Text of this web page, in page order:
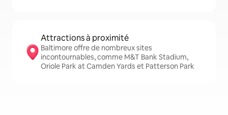
Attractions à proximité
Baltimore offre de nombreux sites
incontournables, comme M&T Bank Stadium,
Oriole Park at Camden Yards et Patterson Park